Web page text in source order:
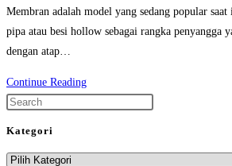
Membran adalah model yang sedang popular
pipa atau besi hollow sebagai rangka penyangga
dengan atap…
Continue ReadingTenda
Kategori
Kategori